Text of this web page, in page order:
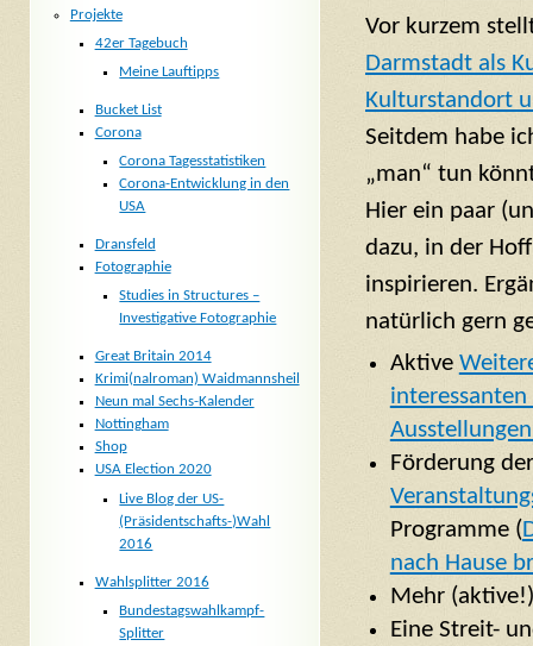
Vor kurzem
Darmstadt als
Kulturstandort
Seitdem habe
„man“ tun
Hier ein paar
dazu, in der
inspirieren.
natürlich gern
Aktive
Förderung
Programme (
nach Hause
Mehr
Eine Streit-
Projekte
42er Tagebuch
Meine Lauftipps
Bucket List
Corona
Corona Tagesstatistiken
Corona-Entwicklung in den
USA
Dransfeld
Fotographie
Studies in Structures –
Investigative Fotographie
Great Britain 2014
Krimi(nalroman) Waidmannsheil
Neun mal Sechs-Kalender
Nottingham
Shop
USA Election 2020
Live Blog der US-
(Präsidentschafts-)Wahl
2016
Wahlsplitter 2016
Bundestagswahlkampf-
Splitter